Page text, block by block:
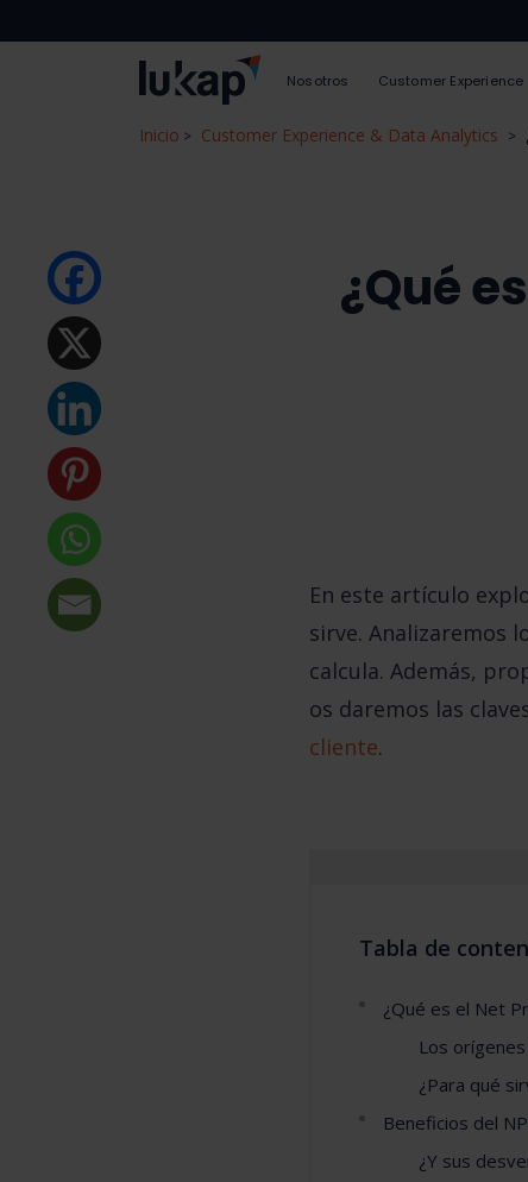
Nosotros Customer Experience
Inicio > Customer Experience & Data Analytics >
¿Qué
En este artículo
sirve. Analizaremos
calcula. Además,
os daremos las
cliente.
Tabla de
¿Qué es el Net
Los
¿Para qué
Beneficios del
¿Y sus